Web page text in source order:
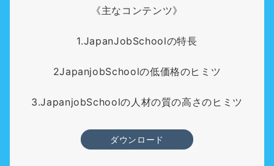
《主なコンテンツ》
1.JapanJobSchoolの特長
2JapanjobSchoolの低価格のヒミツ
3.JapanjobSchoolの人材の質の高さのヒミツ
ダウンロード